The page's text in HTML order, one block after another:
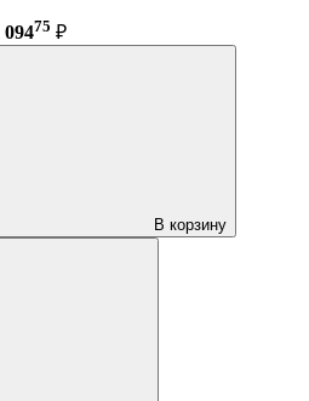
09475 ₽
В корзину